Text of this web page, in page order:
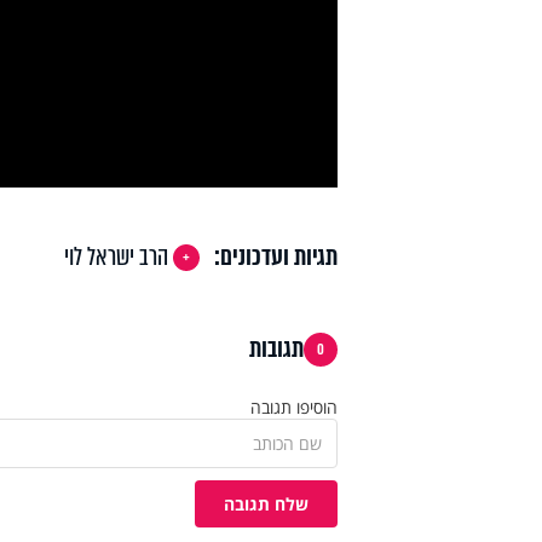
תגיות ועדכונים: הרב ישראל לוי
0 תגובות
הוסיפו תגובה
שלח תגובה